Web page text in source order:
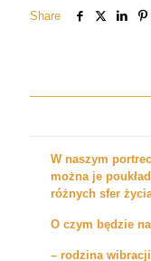
na
Share
W naszym
można je
różnych sfer
O czym będzie
– rodzina